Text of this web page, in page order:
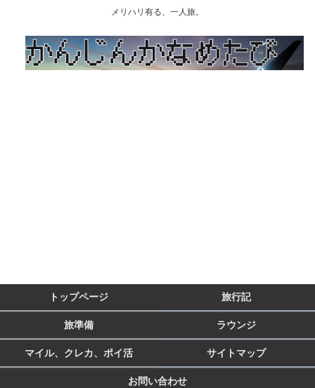
メリハリ有る、一人旅。
トップページ 旅行記
旅準備 ラウンジ
マイル、クレカ、ポイ活 サイトマップ
お問い合わせ